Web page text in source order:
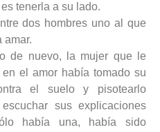
tenerla a su lado.
dos hombres uno al que
amar.
de nuevo, la mujer que le
el amor había tomado su
el suelo y pisotearlo
sus explicaciones
había una, había sido